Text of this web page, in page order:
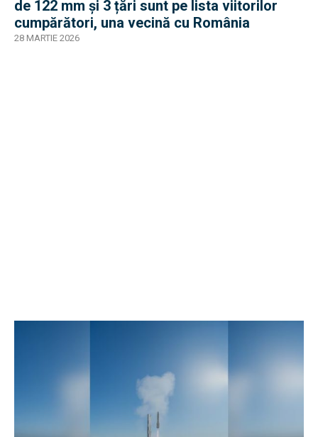
de 122 mm și 3 țări sunt pe lista viitorilor
cumpărători, una vecină cu România
28 MARTIE 2026